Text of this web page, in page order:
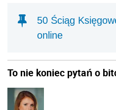
50 Ściąg
online
To nie koniec pytań o